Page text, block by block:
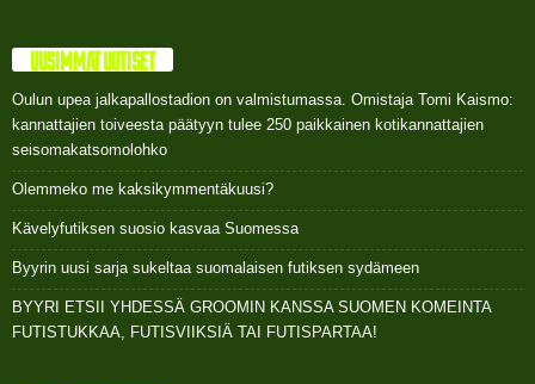
UUSIMMAT UUTISET
Oulun upea jalkapallostadion on valmistumassa. Omistaja Tomi Kaismo:
kannattajien toiveesta päätyyn tulee 250 paikkainen kotikannattajien
seisomakatsomolohko
Olemmeko me kaksikymmentäkuusi?
Kävelyfutiksen suosio kasvaa Suomessa
Byyrin uusi sarja sukeltaa suomalaisen futiksen sydämeen
BYYRI ETSII YHDESSÄ GROOMIN KANSSA SUOMEN KOMEINTA
FUTISTUKKAA, FUTISVIIKSIÄ TAI FUTISPARTAA!